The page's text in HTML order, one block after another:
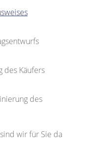
des Käufers
des
wir für Sie da